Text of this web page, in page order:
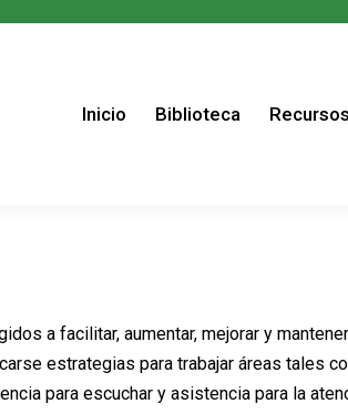
Inicio Biblioteca Recursos
a facilitar, aumentar, mejorar y
estrategias para trabajar áreas tales
para escuchar y asistencia para la